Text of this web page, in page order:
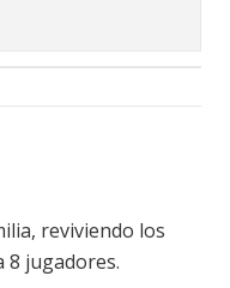
reviviendo los
8 jugadores.